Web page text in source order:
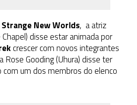
Strange New Worlds, a atriz
disse estar animada por
crescer com novos integrantes
Rose Gooding (Uhura) disse ter
um dos membros do elenco